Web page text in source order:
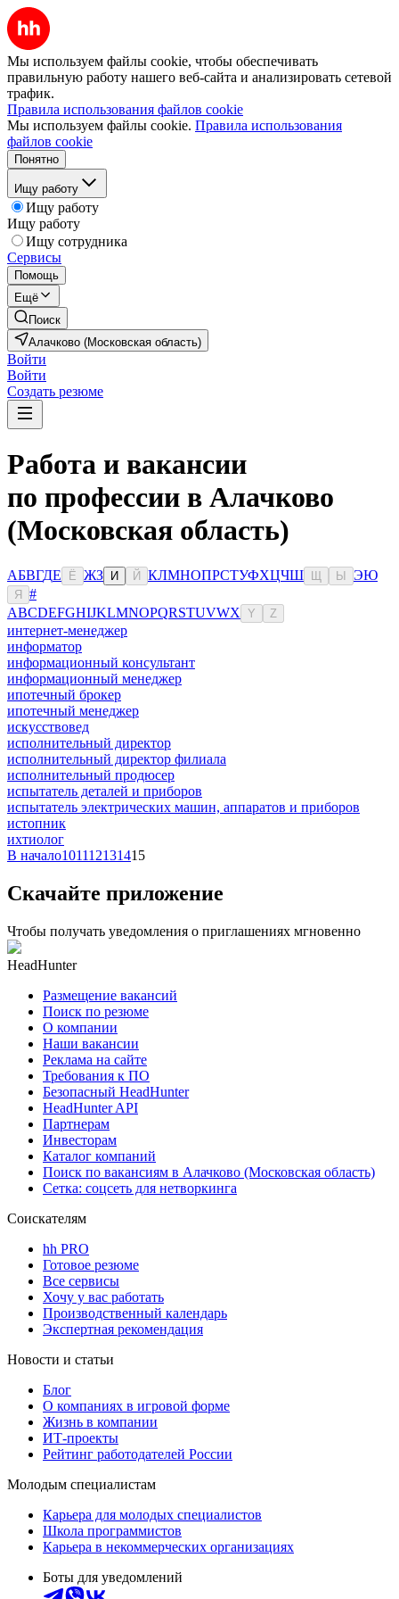
Мы используем файлы cookie, чтобы обеспечивать
правильную работу нашего веб-сайта и анализировать сетевой
трафик.
Правила использования файлов cookie
Мы используем файлы cookie. Правила использования
файлов cookie
Понятно
Ищу работу
Ищу работу
Ищу работу
Ищу сотрудника
Сервисы
Помощь
Ещё
Поиск
Алачково (Московская область)
Войти
Войти
Создать резюме
Работа и вакансии
по профессии в Алачково
(Московская область)
АБВГДЕ Ё ЖЗ И Й КЛМНОПРСТУФХЦЧШ Ы ЭЮ
Я
#
ABCDEFGHIJKLMNOPQRSTUVWX Y Z
интернет-менеджер
информатор
информационный консультант
информационный менеджер
ипотечный брокер
ипотечный менеджер
искусствовед
исполнительный директор
исполнительный директор филиала
исполнительный продюсер
испытатель деталей и приборов
испытатель электрических машин, аппаратов и приборов
истопник
ихтиолог
В начало101112131415
Скачайте приложение
Чтобы получать уведомления о приглашениях мгновенно
HeadHunter
Размещение вакансий
Поиск по резюме
О компании
Наши вакансии
Реклама на сайте
Требования к ПО
Безопасный HeadHunter
HeadHunter API
Партнерам
Инвесторам
Каталог компаний
Поиск по вакансиям в Алачково (Московская область)
Сетка: соцсеть для нетворкинга
Соискателям
hh PRO
Готовое резюме
Все сервисы
Хочу у вас работать
Производственный календарь
Экспертная рекомендация
Новости и статьи
Блог
О компаниях в игровой форме
Жизнь в компании
ИТ-проекты
Рейтинг работодателей России
Молодым специалистам
Карьера для молодых специалистов
Школа программистов
Карьера в некоммерческих организациях
Боты для уведомлений